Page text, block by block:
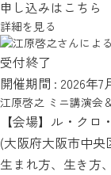
申し込みはこちら
詳細を見る
受付終了
開催期間 : 2026年7
江原啓之 ミニ講演会
【会場】 ル・クロ
(大阪府大阪市中央
生まれ方、生き方